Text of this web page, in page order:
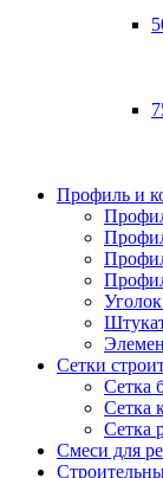
Профиль и
Сетки
Сетка
Сетка
Сетка
Смеси для